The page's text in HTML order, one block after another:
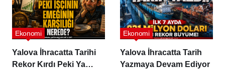
Yalova İhracatta Tarihi
Rekor Kırdı Peki Ya
Ekonomi
Yalova İhracatta Tarih
Yazmaya Devam Ediyor
Ekonomi